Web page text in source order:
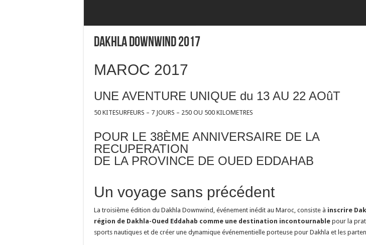
Dakhla downwind 2017
MAROC 2017
UNE AVENTURE UNIQUE du 13 AU 22 AOûT
50 KITESURFEURS – 7 JOURS – 250 OU 500 KILOMETRES
POUR LE 38ÈME ANNIVERSAIRE DE LA
RECUPERATION
DE LA PROVINCE DE OUED EDDAHAB
Un voyage sans précédent
La troisième édition du Dakhla Downwind, événement inédit au Maroc, consiste à inscrire
région de Dakhla-Oued Eddahab comme une destination incontournable pour la
sports nautiques et de créer une dynamique événementielle porteuse pour Dakhla et les